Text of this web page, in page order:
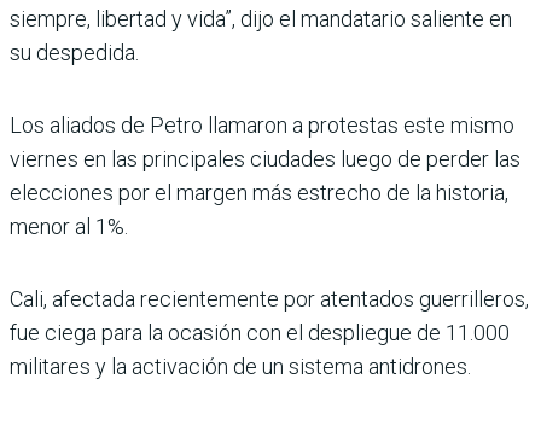
siempre, libertad y vida”, dijo el mandatario saliente en
su despedida.
Los aliados de Petro llamaron a protestas este mismo
viernes en las principales ciudades luego de perder las
elecciones por el margen más estrecho de la historia,
menor al 1%.
Cali, afectada recientemente por atentados guerrilleros,
fue ciega para la ocasión con el despliegue de 11.000
militares y la activación de un sistema antidrones.